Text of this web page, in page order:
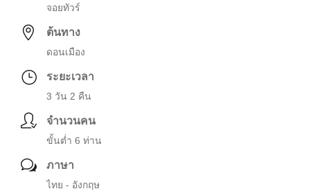
จอยทัวร์
ต้นทาง
ดอนเมือง
ระยะเวลา
3 วัน 2 คืน
จำนวนคน
ขั้นต่ำ 6 ท่าน
ภาษา
ไทย - อังกฤษ